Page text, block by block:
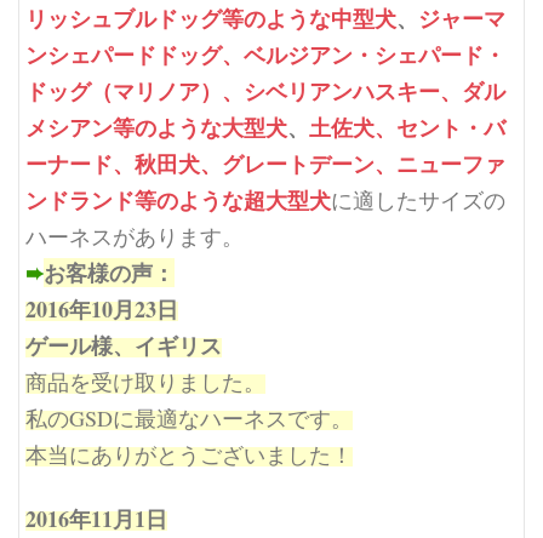
リッシュブルドッグ等のような中型犬、 ジャーマ
ンシェパードドッグ、ベルジアン・シェパード・
ドッグ（マリノア）、シベリアンハスキー、ダル
メシアン等のような大型犬、 土佐犬、セント・バ
ーナード、秋田犬、グレートデーン、ニューファ
ンドランド等のような超大型犬に適したサイズの
ハーネスがあります。
➨お客様の声：
2016年10月23日
ゲール様、イギリス
商品を受け取りました。
私のGSDに最適なハーネスです。
本当にありがとうございました！
2016年11月1日